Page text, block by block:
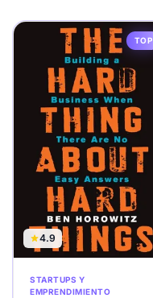
TOP
4.9
STARTUPS Y
EMPRENDIMIENTO